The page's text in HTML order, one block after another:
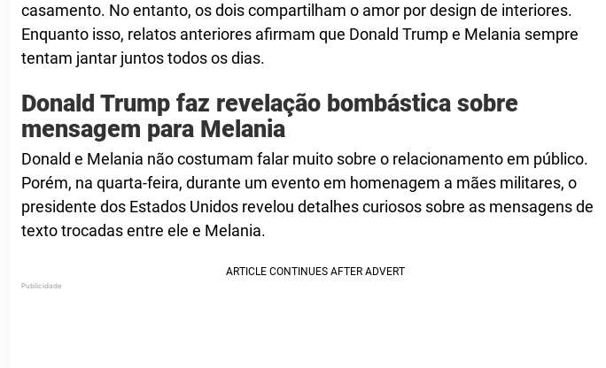
casamento. No entanto, os dois compartilham o amor por design de interiores.
Enquanto isso, relatos anteriores afirmam que Donald Trump e Melania sempre
tentam jantar juntos todos os dias.
Donald Trump faz revelação bombástica sobre
mensagem para Melania
Donald e Melania não costumam falar muito sobre o relacionamento em público.
Porém, na quarta-feira, durante um evento em homenagem a mães militares, o
presidente dos Estados Unidos revelou detalhes curiosos sobre as mensagens de
texto trocadas entre ele e Melania.